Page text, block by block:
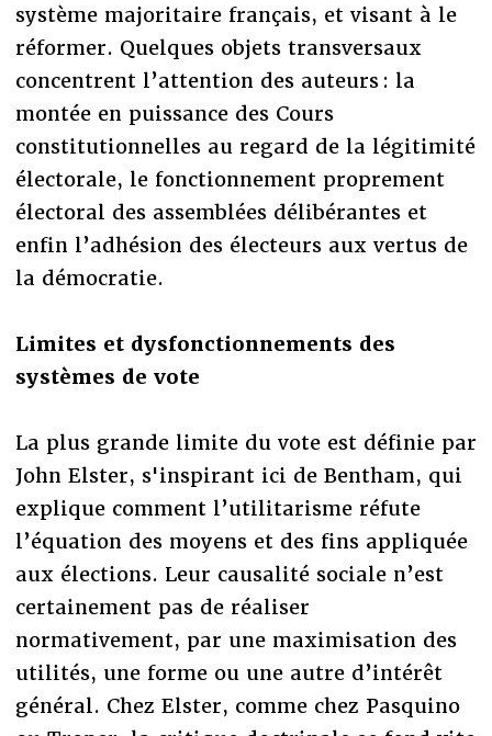
système majoritaire français, et visant à le
réformer. Quelques objets transversaux
concentrent l’attention des auteurs : la
montée en puissance des Cours
constitutionnelles au regard de la légitimité
électorale, le fonctionnement proprement
électoral des assemblées délibérantes et
enfin l’adhésion des électeurs aux vertus de
la démocratie.
Limites et dysfonctionnements des
systèmes de vote
La plus grande limite du vote est définie par
John Elster, s'inspirant ici de Bentham, qui
explique comment l’utilitarisme réfute
l’équation des moyens et des fins appliquée
aux élections. Leur causalité sociale n’est
certainement pas de réaliser
normativement, par une maximisation des
utilités, une forme ou une autre d’intérêt
général. Chez Elster, comme chez Pasquino